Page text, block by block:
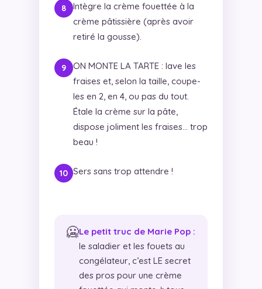
Intègre la crème fouettée à la
crème pâtissière (après avoir
retiré la gousse).
ON MONTE LA TARTE : lave les
fraises et, selon la taille, coupe-
les en 2, en 4, ou pas du tout.
Étale la crème sur la pâte,
dispose joliment les fraises… trop
beau !
Sers sans trop attendre !
🥶Le petit truc de Marie Pop :
le saladier et les fouets au
congélateur, c’est LE secret
des pros pour une crème